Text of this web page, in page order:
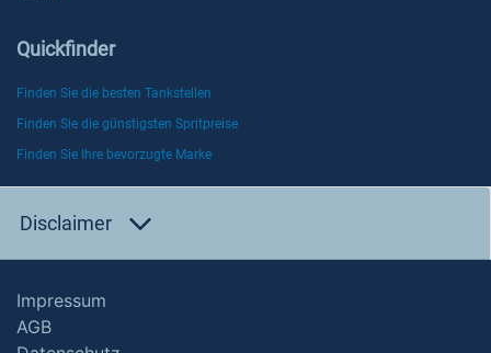
Quickfinder
Finden Sie die besten Tankstellen
Finden Sie die günstigsten Spritpreise
Finden Sie Ihre bevorzugte Marke
Disclaimer
Impressum
AGB